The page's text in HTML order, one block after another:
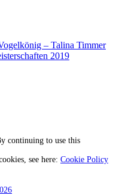
– Talina Timmer
2019
continuing to use this
see here: Cookie Policy